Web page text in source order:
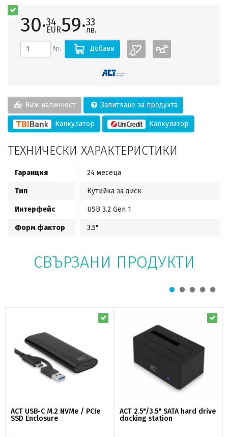
30·34
EUR59·33
лв.
бр. Добави
Виж наличност Запитване за продукта
Калкулатор Калкулатор
ТЕХНИЧЕСКИ ХАРАКТЕРИСТИКИ
Гаранция 24 месеца
Тип Кутийка за диск
Интерфейс USB 3.2 Gen 1
Форм фактор 3.5"
СВЪРЗАНИ ПРОДУКТИ
ACT USB-C M.2 NVMe / PCIe
SSD Enclosure
ACT 2.5"/3.5" SATA hard drive
docking station